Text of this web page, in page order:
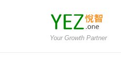
Your Growth Partner